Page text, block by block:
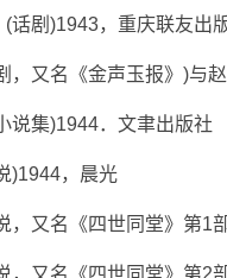
(话剧)1943，重庆联友出
，又名《金声玉报》)与
说集)1944．文聿出版社
)1944，晨光
，又名《四世同堂》第1
，又名《四世同堂》第2